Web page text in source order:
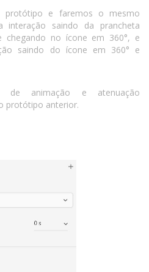
protótipo e faremos o mesmo
interação saindo da prancheta
chegando no ícone em 360°, e
saindo do ícone em 360° e
de animação e atenuação
protótipo anterior.